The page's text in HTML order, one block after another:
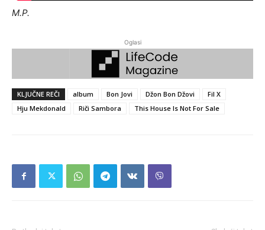
M.P.
Oglasi
KLJUČNE REČI album Bon Jovi Džon Bon Džovi
Fil X
Hju Mekdonald
Riči Sambora This House Is Not For Sale